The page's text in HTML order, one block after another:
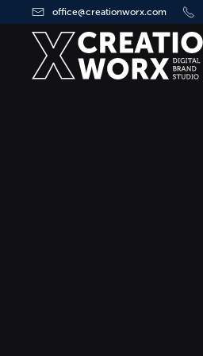
office@creationworx.com
Zum Hauptinhalt springen